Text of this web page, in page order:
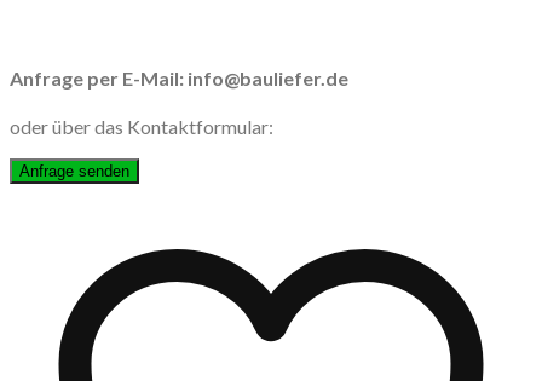
Anfrage per E-Mail: info@bauliefer.de
oder über das Kontaktformular: